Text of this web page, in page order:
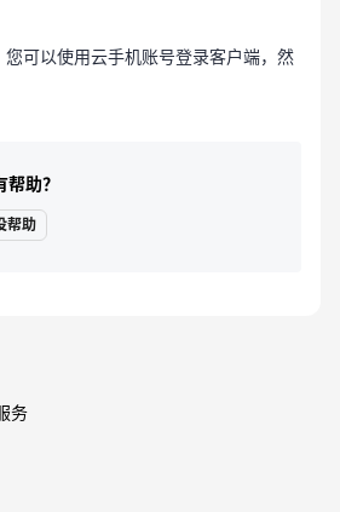
可以使用云手机账号登录客户端，然
助？
帮助
务